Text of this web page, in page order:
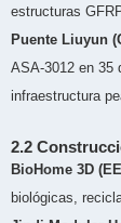
estructuras
Puente Liuyun
ASA-3012 en 35
infraestructura
2.2
BioHome 3D
biológicas,